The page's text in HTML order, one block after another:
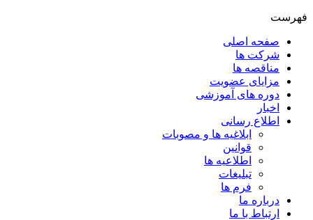
فهرست
صفحه اصلی
شرکت ها
مناقصه ها
مزایای عضویت
دوره های آموزشی
اخبار
اطلاع رسانی
ابلاغیه ها و مصوبات
قوانین
اطلاعیه ها
تبلیغات
فرم ها
درباره ما
ارتباط با ما